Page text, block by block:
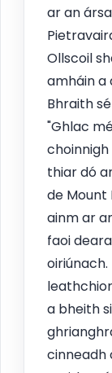
ar an
Ollscoil
amháin a
Bhraith
"Ghlac
thiar dó
de Mount
ainm ar
faoi
a bheith
cinneadh